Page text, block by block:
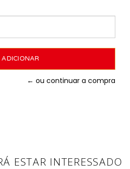
← ou continuar a compra
ESTAR INTERESSADO